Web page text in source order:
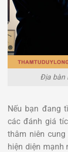
Địa bàn
Nếu bạn đang
các đánh giá
thâm niên
hiện diện mạnh